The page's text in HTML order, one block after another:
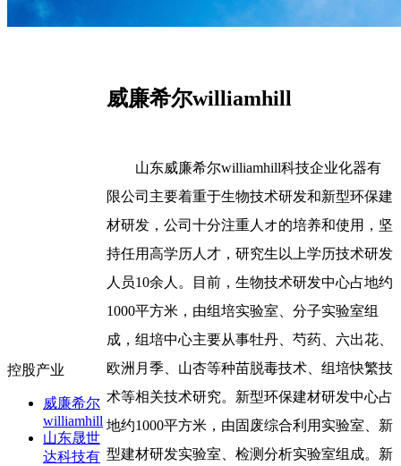
控股产业
威廉希尔
williamhill
山东晟世
达科技有
威廉希尔williamhill
山东威廉希尔williamhill科技企业化器有
限公司主要着重于生物技术研发和新型环保建
材研发，公司十分注重人オ的培养和使用，坚
持任用高学历人才，研究生以上学历技术研发
人员10余人。目前，生物技术研发中心占地约
1000平方米，由组培实验室、分子实验室组
成，组培中心主要从事牡丹、芍药、六出花、
欧洲月季、山杏等种苗脱毒技术、组培快繁技
术等相关技术研究。新型环保建材研发中心占
地约1000平方米，由固废综合利用实验室、新
型建材研发实验室、检测分析实验室组成。新